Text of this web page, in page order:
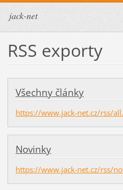
jack-net
RSS exporty
Všechny články
https://www.jack-net.cz/rss/
Novinky
https://www.jack-net.cz/rss/